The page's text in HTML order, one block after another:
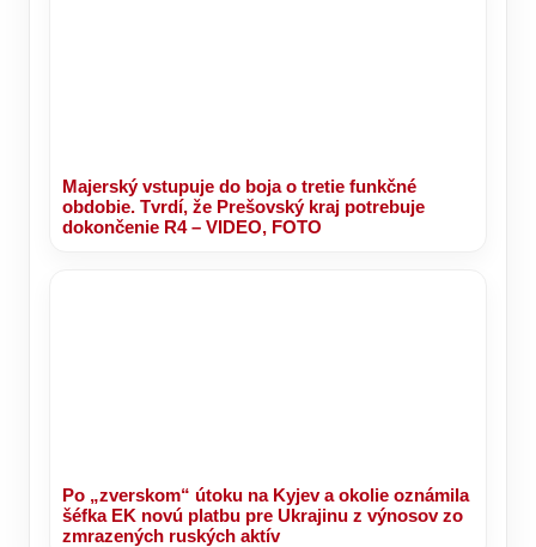
Majerský vstupuje do boja o tretie funkčné
obdobie. Tvrdí, že Prešovský kraj potrebuje
dokončenie R4 – VIDEO, FOTO
Po „zverskom“ útoku na Kyjev a okolie oznámila
šéfka EK novú platbu pre Ukrajinu z výnosov zo
zmrazených ruských aktív